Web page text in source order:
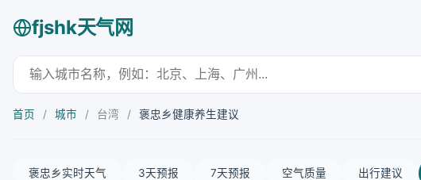
fjshk天气网
首页 / 城市 / 台湾 / 褒忠乡健康养生建议
褒忠乡实时天气 3天预报 7天预报 空气质量 出行建议